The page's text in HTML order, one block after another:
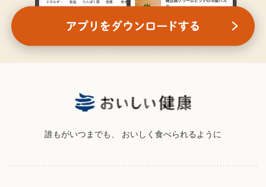
誰もがいつまでも、 おいしく食べられるように